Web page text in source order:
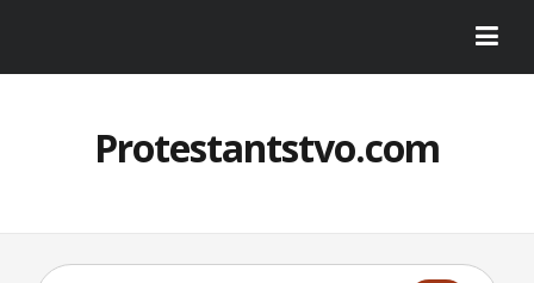
Protestantstvo.com